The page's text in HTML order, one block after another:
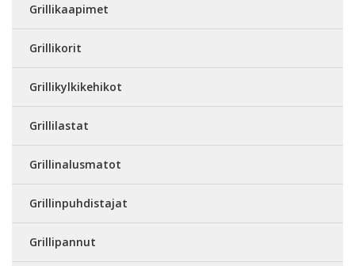
Grillikaapimet
Grillikorit
Grillikylkikehikot
Grillilastat
Grillinalusmatot
Grillinpuhdistajat
Grillipannut